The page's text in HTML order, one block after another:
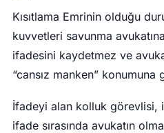
Kısıtlama Emrinin olduğu
kuvvetleri savunma
ifadesini kaydetmez ve
“cansız manken” konumuna
İfadeyi alan kolluk görevlisi,
ifade sırasında avukatın